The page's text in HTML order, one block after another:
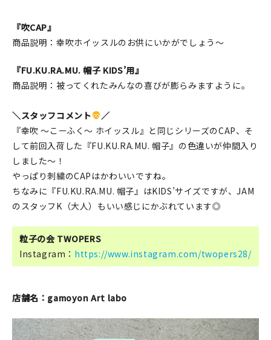
『吹CAP』
商品説明：幸吹ホイッスルのお供にいかがでしょう～
『FU.KU.RA.MU. 帽子 KIDS’用』
商品説明：被ってくれたみんなの喜びが膨らみますように。
＼スタッフコメント
／
『幸吹 ～こーふく～ ホイッスル』と同じシリーズのCAP、そ
して前回入荷した『FU.KU.RA.MU. 帽子』の色違いが仲間入り
しました～！
やっぱり刺繍のCAPはかわいいですね。
ちなみに『FU.KU.RA.MU. 帽子』はKIDS’サイズですが、JAM
のスタッフK（大人）もいい感じにかぶれています◎
粒子の会 TWOPERS
Instagram： https://www.instagram.com/twopers28/
店舗名：gamoyon Art labo